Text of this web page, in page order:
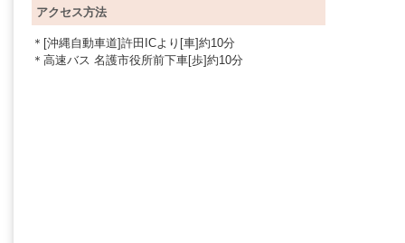
アクセス方法
＊[沖縄自動車道]許田ICより[車]約10分
＊高速バス 名護市役所前下車[歩]約10分